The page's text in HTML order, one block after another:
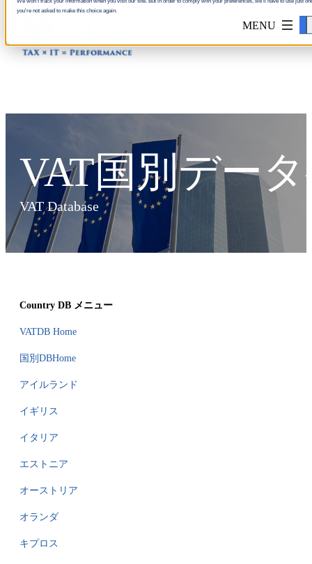
you're not asked to make this choice again.
Accept
VAT国別デー
VAT Database
Country DB メニュー
VATDB Home
国別DBHome
アイルランド
イギリス
イタリア
エストニア
オーストリア
オランダ
キプロス